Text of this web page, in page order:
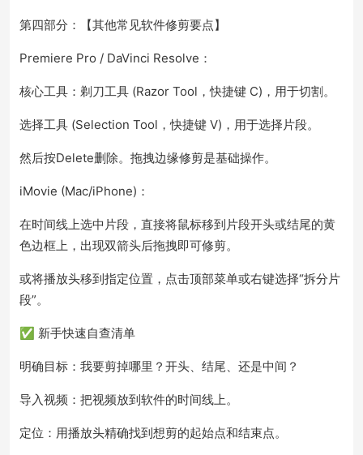
第四部分：【其他常见软件修剪要点】
Premiere Pro / DaVinci Resolve：
核心工具：剃刀工具 (Razor Tool，快捷键 C)，用于切割。
选择工具 (Selection Tool，快捷键 V)，用于选择片段。
然后按Delete删除。拖拽边缘修剪是基础操作。
iMovie (Mac/iPhone)：
在时间线上选中片段，直接将鼠标移到片段开头或结尾的黄
色边框上，出现双箭头后拖拽即可修剪。
或将播放头移到指定位置，点击顶部菜单或右键选择“拆分片
段”。
✅ 新手快速自查清单
明确目标：我要剪掉哪里？开头、结尾、还是中间？
导入视频：把视频放到软件的时间线上。
定位：用播放头精确找到想剪的起始点和结束点。